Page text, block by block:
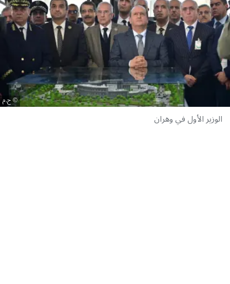
ح.م
الوزير الأول في وهران